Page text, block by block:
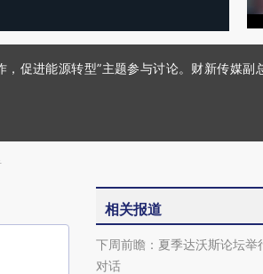
促进能源转型”主题参与讨论。财新传媒副
相关报道
下周前瞻：夏季达沃斯论坛举
对话